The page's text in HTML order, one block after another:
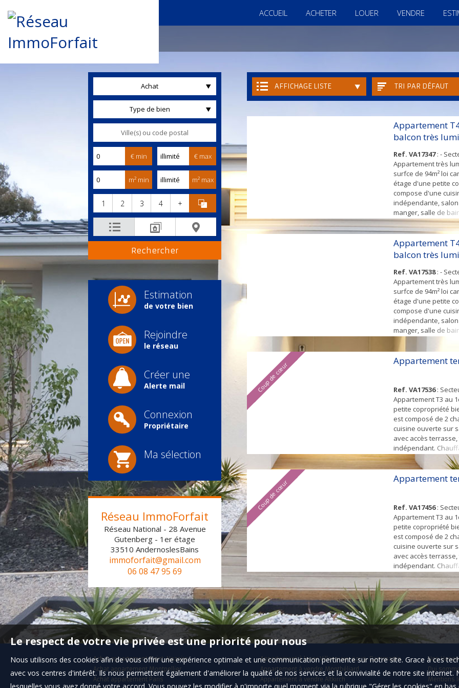
ACCUEIL ACHETER LOUER VENDRE
Achat
Type de bien
€ min € max
m² min m² max
1 2 3 4 +
Estimation
de votre bien
Rejoindre
le réseau
Créer une
Alerte mail
Connexion
Propriétaire
Ma sélection
Réseau ImmoForfait
Réseau National - 28 Avenue
Gutenberg - 1er étage
33510 AndernoslesBains
immoforfait@gmail.com
06 08 47 95 69
AFFICHAGE LISTE TRI PAR DÉFAUT
Appartement
balcon très
Ref. VA17347: -
Appartement très
surfce de 94m² loi
étage d'une petite
compose d'une
indépendante,
manger, salle de
2 chambres.
fenêtre PVC double
Garage + jardin
rapport prix /
Appartement
balcon très
Ref. VA17538: -
Appartement très
surfce de 94m² loi
étage d'une petite
compose d'une
indépendante,
manger, salle de
2 chambres.
fenêtre PVC double
Garage + jardin
rapport prix / surface.
Coup de cœur Appartement
Ref. VA17536:
Appartement T3 au
petite copropriété
est composé de 2
cuisine ouverte sur
avec accès terrasse,
indépendant.
gaz, fenêtre PVC
garage. Charges de
mensuel. Syndic
visiter sans plus
Coup de cœur Appartement
Ref. VA17456:
Appartement T3 au
petite copropriété
est composé de 2
cuisine ouverte sur
avec accès terrasse,
indépendant.
gaz, fenêtre PVC
garage. Charges de
mensuel. Syndic
visiter sans plus
Achat appartement Saint-Nazaire
Achat appartement Montpellier
Achat appartement Paris
Appartement à louer Villeneuve-sous-Dammartin
Appartement à vendre Montbéliard
Appartement à vendre Altkirch
Nos
Qui
Mentions
Le respect de votre vie privée est une priorité pour nous
Nous utilisons des cookies afin de vous offrir une expérience optimale et une communication pertinente sur notre site. Grace à ces
avec vos centres d'intérêt. Ils nous permettent également d'améliorer la qualité de nos services et la convivialité de notre site